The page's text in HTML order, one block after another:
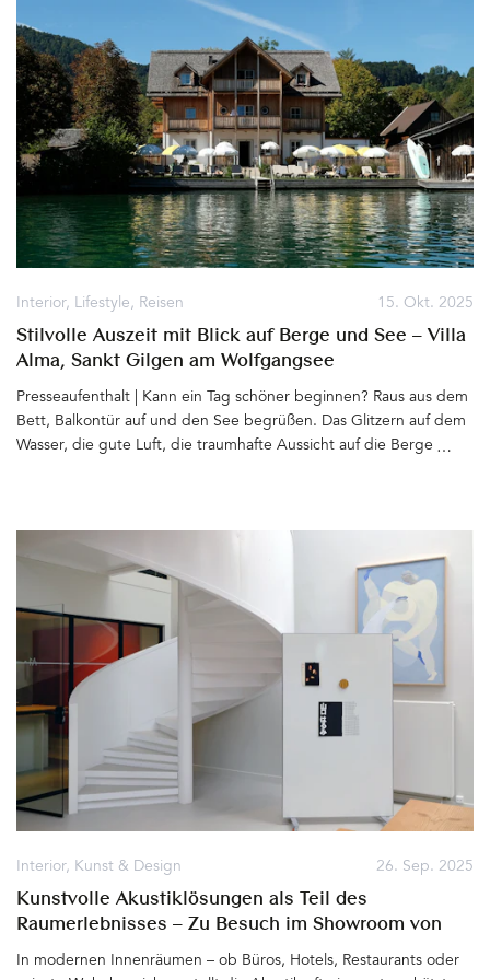
15. Okt. 2025
Interior, Lifestyle, Reisen
Stilvolle Auszeit mit Blick auf Berge und See – Villa
Alma, Sankt Gilgen am Wolfgangsee
Presseaufenthalt | Kann ein Tag schöner beginnen? Raus aus dem
Bett, Balkontür auf und den See begrüßen. Das Glitzern auf dem
Wasser, die gute Luft, die traumhafte Aussicht auf die Berge
wir gerne daran und die entspannten Tage in dieser feinen und
ganz besonderen Unterkunft am Wolfgangsee zurückdenken.
Denn die Villa Alma kann nur in bester Erinnerung bleiben&hellip
26. Sep. 2025
Interior, Kunst & Design
Kunstvolle Akustiklösungen als Teil des
Raumerlebnisses – Zu Besuch im Showroom von
AKUART, Kopenhagen
In modernen Innenräumen – ob Büros, Hotels, Restaurants oder